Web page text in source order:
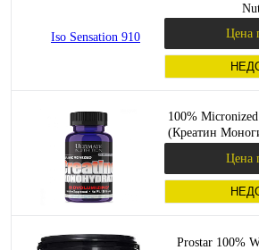
Цена
100%
(Креатин
Цена
Prostar 100%